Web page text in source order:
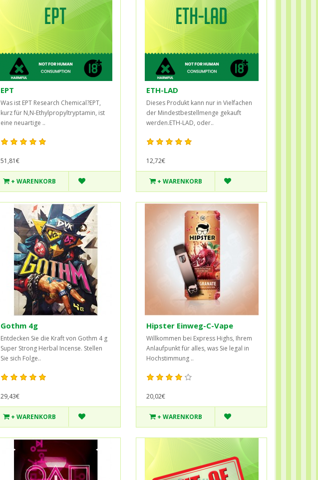
EPT
Was ist EPT Research Chemical?EPT,
kurz für N,N-Ethylpropyltryptamin, ist
eine neuartige ..
51,81€
+ WARENKORB
ETH-LAD
Dieses Produkt kann nur in Vielfachen
der Mindestbestellmenge gekauft
werden.ETH-LAD, oder..
12,72€
+ WARENKORB
Gothm 4g
Entdecken Sie die Kraft von Gothm 4 g
Super Strong Herbal Incense. Stellen
Sie sich Folge..
29,43€
+ WARENKORB
Hipster Einweg-C-Vape
Willkommen bei Express Highs, Ihrem
Anlaufpunkt für alles, was Sie legal in
Hochstimmung ..
20,02€
+ WARENKORB